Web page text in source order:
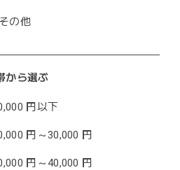
その他
から選ぶ
円以下
円～30,000 円
円～40,000 円